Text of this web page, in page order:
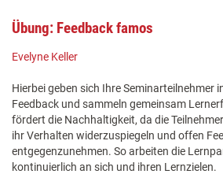
Übung: Feedback famos
Evelyne Keller
Hierbei geben sich Ihre Seminarteilnehmer
Feedback und sammeln gemeinsam
fördert die Nachhaltigkeit, da die
ihr Verhalten widerzuspiegeln und offen
entgegenzunehmen. So arbeiten die
kontinuierlich an sich und ihren Lernzielen.